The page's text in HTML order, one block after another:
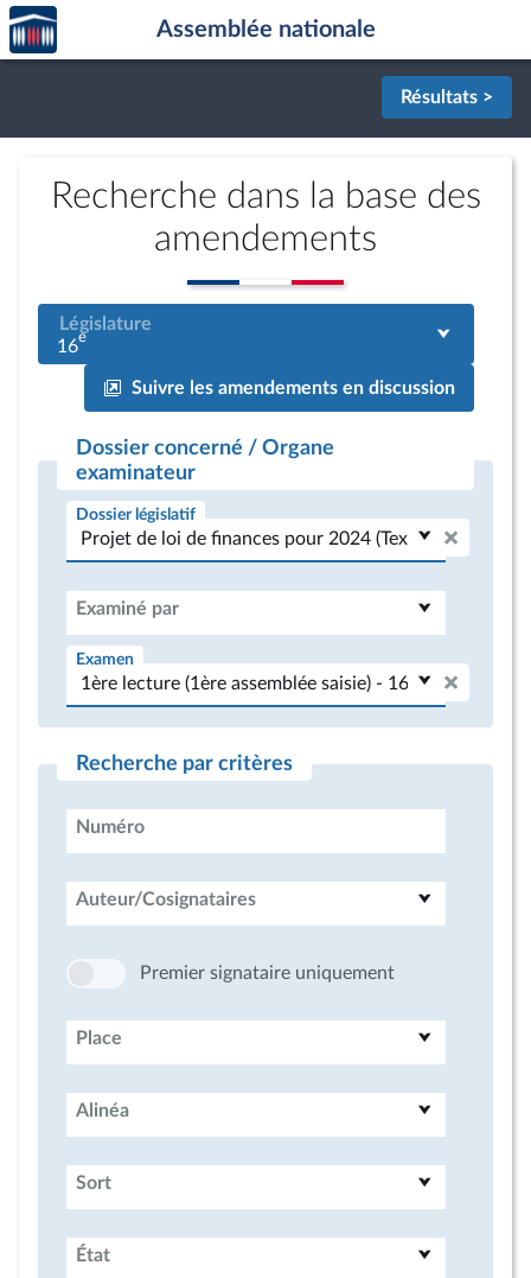
Aller au contenu
Aller en bas de la page
Accèder
à la
page
Assemblée nationale
Résultats >
Recherche dans la base des
amendements
Législature
16e
Suivre les amendements en discussion
Dossier concerné / Organe
examinateur
Dossier législatif
Examiné par
Examen
Recherche par critères
Numéro
Auteur/Cosignataires
Premier signataire uniquement
Place
Alinéa
Sort
État